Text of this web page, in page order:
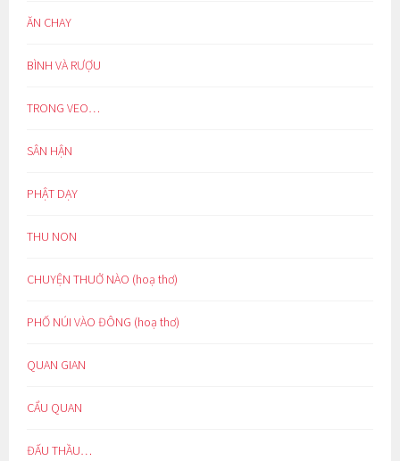
ĂN CHAY
BÌNH VÀ RƯỢU
TRONG VEO…
SÂN HẬN
PHẬT DẠY
THU NON
CHUYỆN THUỞ NÀO (hoạ thơ)
PHỐ NÚI VÀO ĐÔNG (hoạ thơ)
QUAN GIAN
CẨU QUAN
ĐẤU THẦU…